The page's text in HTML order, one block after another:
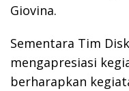
Giovina.
Sementara Tim
mengapresiasi
berharapkan